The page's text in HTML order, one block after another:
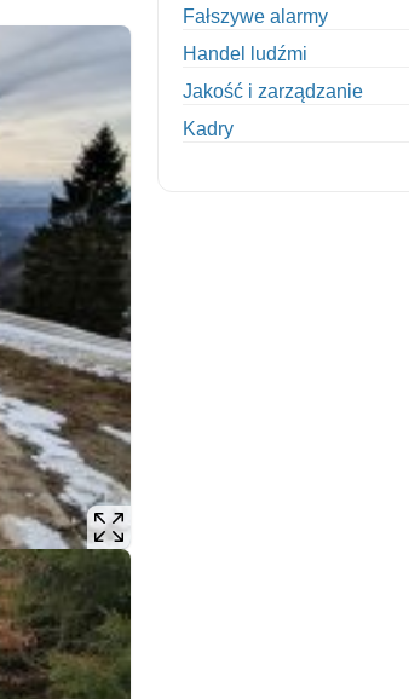
Fałszywe alarmy
Handel ludźmi
Jakość i zarządzanie
Kadry